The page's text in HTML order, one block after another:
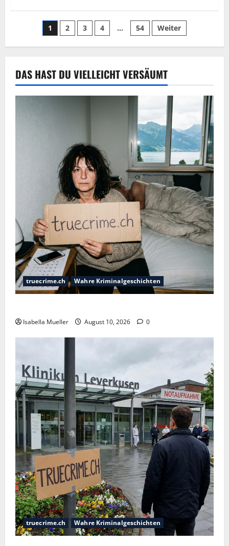
1 2 3 4 … 54 Weiter
DAS HAST DU VIELLEICHT VERSÄUMT
truecrime.ch Wahre Kriminalgeschichten
Isabella Mueller August 10, 2026 0
truecrime.ch Wahre Kriminalgeschichten